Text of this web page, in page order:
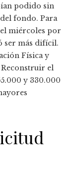
podido sin
fondo. Para
miércoles por
ser más difícil.
Física y
el
y 330.000